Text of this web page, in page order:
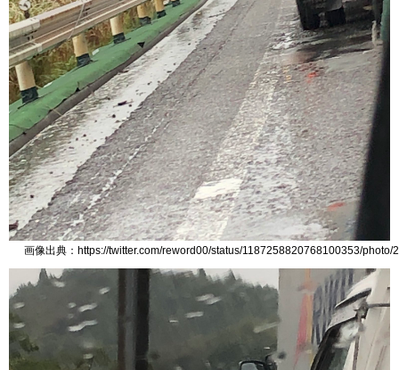
画像出典：https://twitter.com/reword00/status/1187258820768100353/photo/2